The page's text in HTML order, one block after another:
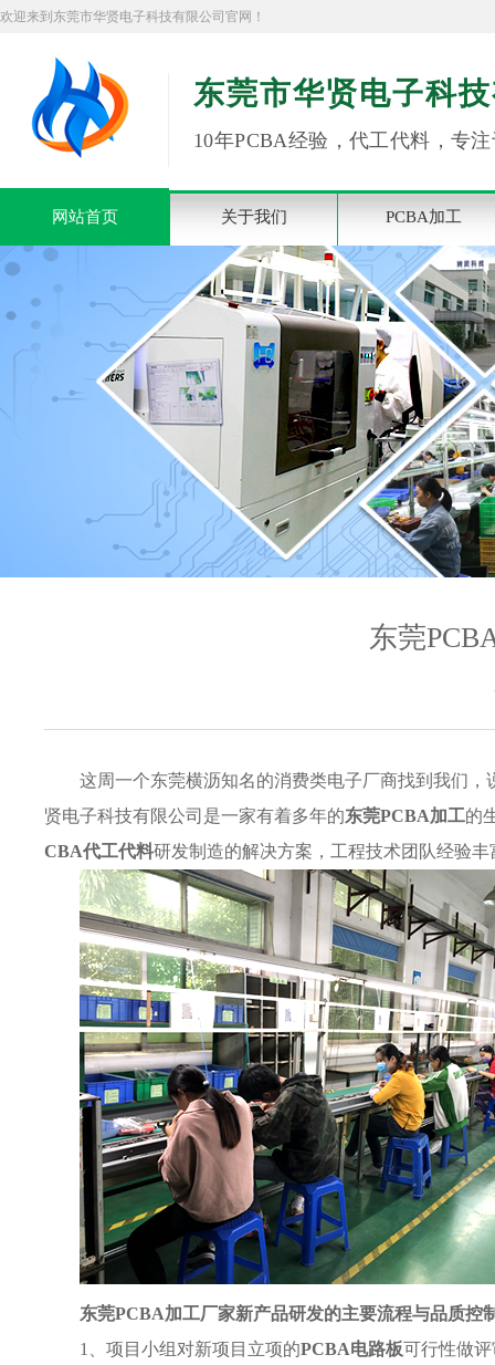
欢迎来到东莞市华贤电子科技有限公司官网！
东莞市华贤电子科
10年PCBA经验，代工代料，专
网站首页 关于我们 PCBA加工
东莞
这周一个东莞横沥知名的消费类电子厂商找到我们，
贤电子科技有限公司是一家有着多年的东莞PCBA加工的
CBA代工代料研发制造的解决方案，工程技术团队经验丰
东莞PCBA加工厂家新产品研发的主要流程与品质控
1、项目小组对新项目立项的PCBA电路板可行性做